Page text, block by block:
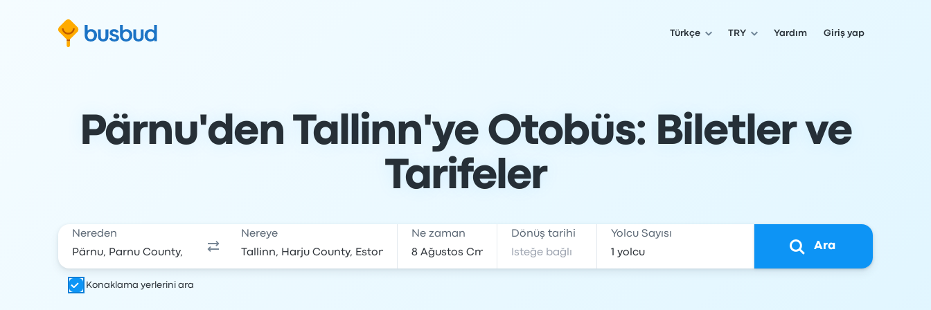
Arama formuna geç
İçeriğe geç
Alt bilgiye geç
Türkçe TRY Yardım Giriş yap
Pärnu'den Tallinn'ye Otobüs: Biletler ve
Tarifeler
Nereden Nereye Ne zaman Dönüş tarihi Yolcu Sayısı
Ara
Konaklama yerlerini ara